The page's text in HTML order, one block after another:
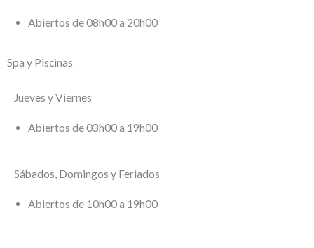
Abiertos de 08h00 a 20h00
Spa y Piscinas
Jueves y Viernes
Abiertos de 03h00 a 19h00
Sábados, Domingos y Feriados
Abiertos de 10h00 a 19h00